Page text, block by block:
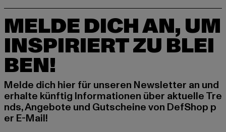
MELDE DICH AN, UM
INSPIRIERT ZU BLEI
BEN!
Melde dich hier für unseren Newsletter an und
erhalte künftig Informationen über aktuelle Tre
nds, Angebote und Gutscheine von DefShop p
er E-Mail!